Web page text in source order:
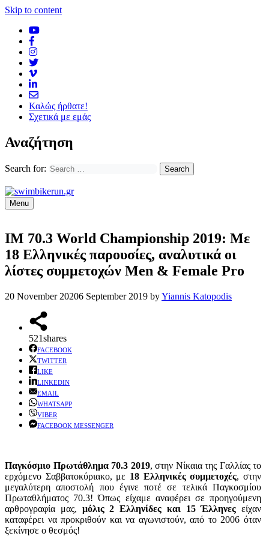
Skip to content
Καλώς ήρθατε!
Σχετικά με εμάς
Αναζήτηση
Search for:
Menu
IM 70.3 World Championship 2019: Με
18 Ελληνικές παρουσίες, αναλυτικά οι
λίστες συμμετοχών Men & Female Pro
20 November 20206 September 2019 byYiannis Katopodis
521shares
FACEBOOK
TWITTER
LIKE
LINKEDIN
EMAIL
WHATSAPP
VIBER
FACEBOOK MESSENGER
Παγκόσμιο Πρωτάθλημα 70.3 2019, στην Νίκαια της Γαλλίας το
ερχόμενο Σαββατοκύριακο, με 18 Ελληνικές συμμετοχές, στην
μεγαλύτερη αποστολή που έγινε ποτέ σε τελικά Παγκοσμίου
Πρωταθλήματος 70.3! Όπως είχαμε αναφέρει σε προηγούμενη
αρθρογραφία μας, μόλις 2 Ελληνίδες και 15 Έλληνες είχαν
καταφέρει να προκριθούν και να αγωνιστούν, από το 2006 όταν
ξεκίνησε ο θεσμός!